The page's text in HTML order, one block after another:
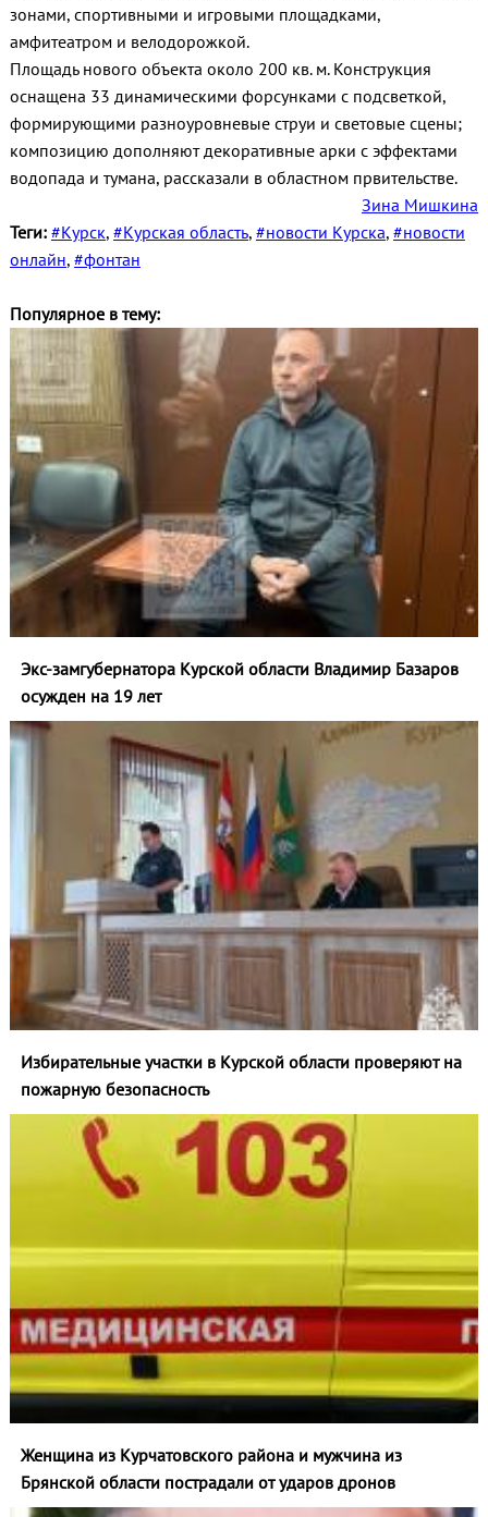
зонами, спортивными и игровыми площадками,
амфитеатром и велодорожкой.
Площадь нового объекта около 200 кв. м. Конструкция
оснащена 33 динамическими форсунками с подсветкой,
формирующими разноуровневые струи и световые сцены;
композицию дополняют декоративные арки с эффектами
водопада и тумана, рассказали в областном првительстве.
Зина Мишкина
Теги: #Курск, #Курская область, #новости Курска, #новости
онлайн, #фонтан
Популярное в тему:
Экс-замгубернатора Курской области Владимир Базаров
осужден на 19 лет
Избирательные участки в Курской области проверяют на
пожарную безопасность
Женщина из Курчатовского района и мужчина из
Брянской области пострадали от ударов дронов